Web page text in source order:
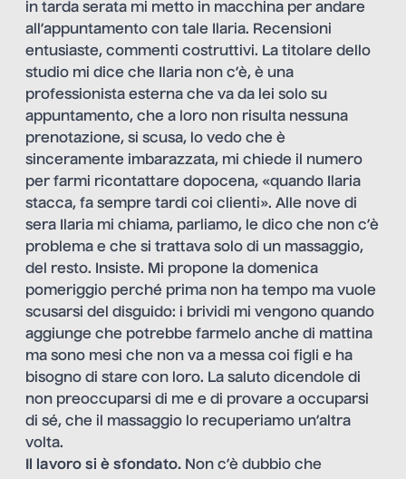
in tarda serata mi metto in macchina per andare
all’appuntamento con tale Ilaria. Recensioni
entusiaste, commenti costruttivi. La titolare dello
studio mi dice che Ilaria non c’è, è una
professionista esterna che va da lei solo su
appuntamento, che a loro non risulta nessuna
prenotazione, si scusa, lo vedo che è
sinceramente imbarazzata, mi chiede il numero
per farmi ricontattare dopocena, «quando Ilaria
stacca, fa sempre tardi coi clienti». Alle nove di
sera Ilaria mi chiama, parliamo, le dico che non c’è
problema e che si trattava solo di un massaggio,
del resto. Insiste. Mi propone la domenica
pomeriggio perché prima non ha tempo ma vuole
scusarsi del disguido: i brividi mi vengono quando
aggiunge che potrebbe farmelo anche di mattina
ma sono mesi che non va a messa coi figli e ha
bisogno di stare con loro. La saluto dicendole di
non preoccuparsi di me e di provare a occuparsi
di sé, che il massaggio lo recuperiamo un’altra
volta.
Il lavoro si è sfondato. Non c’è dubbio che